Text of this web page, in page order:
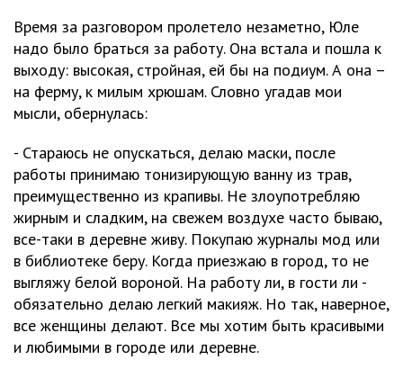
Время за разговором пролетело незаметно, Юле
надо было браться за работу. Она встала и пошла к
выходу: высокая, стройная, ей бы на подиум. А она –
на ферму, к милым хрюшам. Словно угадав мои
мысли, обернулась:
- Стараюсь не опускаться, делаю маски, после
работы принимаю тонизирующую ванну из трав,
преимущественно из крапивы. Не злоупотребляю
жирным и сладким, на свежем воздухе часто бываю,
все-таки в деревне живу. Покупаю журналы мод или
в библиотеке беру. Когда приезжаю в город, то не
выгляжу белой вороной. На работу ли, в гости ли -
обязательно делаю легкий макияж. Но так, наверное,
все женщины делают. Все мы хотим быть красивыми
и любимыми в городе или деревне.